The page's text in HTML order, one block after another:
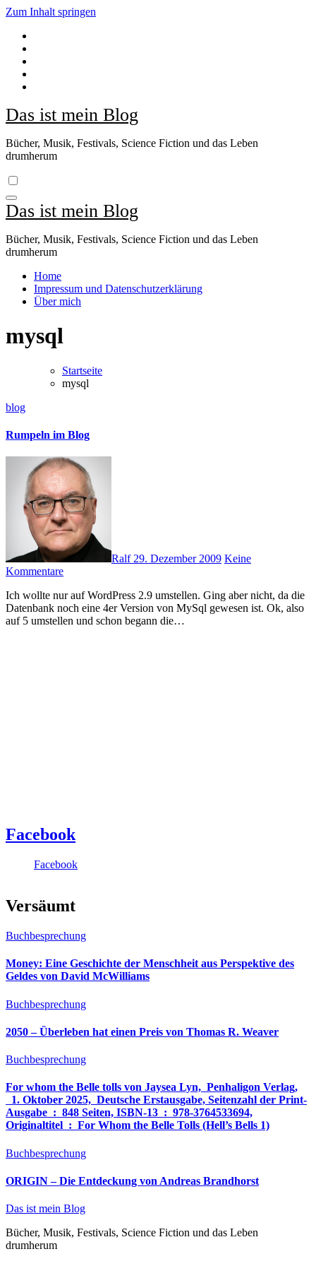
Zum Inhalt springen
Das ist mein Blog
Bücher, Musik, Festivals, Science Fiction und das Leben
drumherum
Das ist mein Blog
Bücher, Musik, Festivals, Science Fiction und das Leben
drumherum
Home
Impressum und Datenschutzerklärung
Über mich
mysql
Startseite
mysql
blog
Rumpeln im Blog
Ralf29. Dezember 2009 Keine
Kommentare
Ich wollte nur auf WordPress 2.9 umstellen. Ging aber nicht, da die
Datenbank noch eine 4er Version von MySql gewesen ist. Ok, also
auf 5 umstellen und schon begann die…
Facebook
Facebook
Versäumt
Buchbesprechung
Money: Eine Geschichte der Menschheit aus Perspektive des
Geldes von David McWilliams
Buchbesprechung
2050 – Überleben hat einen Preis von Thomas R. Weaver
Buchbesprechung
For whom the Belle tolls von Jaysea Lyn, ‎ Penhaligon Verlag,
‎ 1. Oktober 2025, ‎ Deutsche Erstausgabe, Seitenzahl der Print-
Ausgabe ‏ : ‎ 848 Seiten, ISBN-13 ‏ : ‎ 978-3764533694,
Originaltitel ‏ : ‎ For Whom the Belle Tolls (Hell’s Bells 1)
Buchbesprechung
ORIGIN – Die Entdeckung von Andreas Brandhorst
Das ist mein Blog
Bücher, Musik, Festivals, Science Fiction und das Leben
drumherum